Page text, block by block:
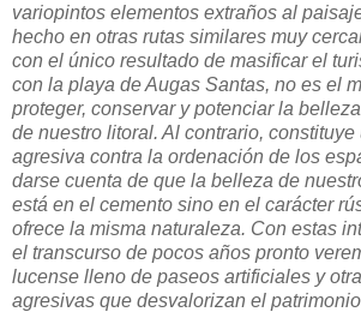
variopintos elementos extraños al
hecho en otras rutas similares muy
con el único resultado de masificar el
con la playa de Augas Santas, no es el
proteger, conservar y potenciar la
de nuestro litoral. Al contrario,
agresiva contra la ordenación de los
darse cuenta de que la belleza de
está en el cemento sino en el carácter
ofrece la misma naturaleza. Con estas
el transcurso de pocos años pronto
lucense lleno de paseos artificiales y
agresivas que desvalorizan el